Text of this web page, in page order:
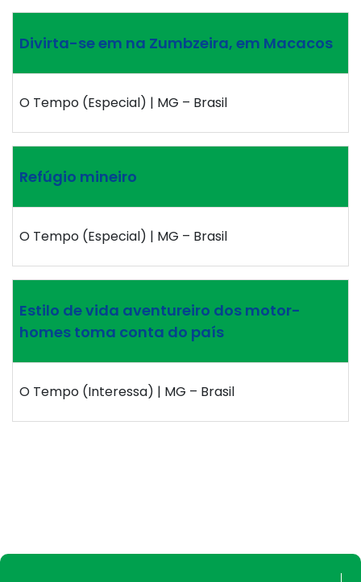
Divirta-se em na Zumbzeira, em Macacos
O Tempo (Especial) | MG – Brasil
Refúgio mineiro
O Tempo (Especial) | MG – Brasil
Estilo de vida aventureiro dos motor-
homes toma conta do país
O Tempo (Interessa) | MG – Brasil